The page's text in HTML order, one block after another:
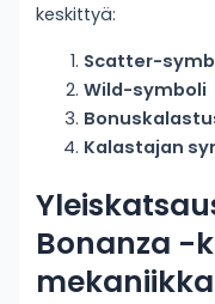
keskittyä:
Scatter-
Wild-symboli
Kalastajan
Bonanza -